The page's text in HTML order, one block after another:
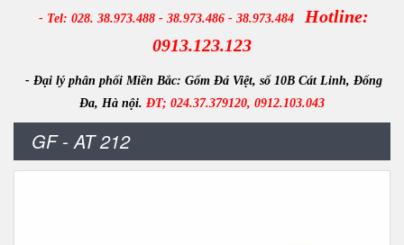
- Tel: 028. 38.973.488 - 38.973.486 - 38.973.484
Hotline:
0913.123.123
- Đại lý phân phối Miền Bắc: Gốm Đá Việt, số 10B Cát Linh, Đống
Đa, Hà nội. ĐT; 024.37.379120, 0912.103.043
GF - AT 212